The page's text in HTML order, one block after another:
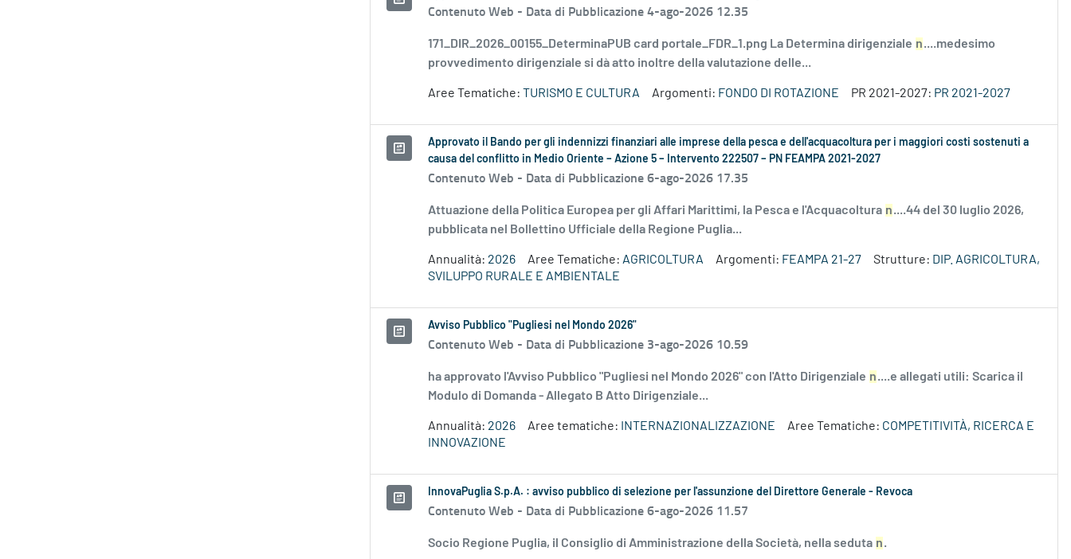
Contenuto Web - Data di Pubblicazione 4-ago-2026 12.35
171_DIR_2026_00155_DeterminaPUB card portale_FDR_1.png La Determina dirigenziale n....medesimo
provvedimento dirigenziale si dà atto inoltre della valutazione delle...
Aree Tematiche: TURISMO E CULTURA Argomenti: FONDO DI ROTAZIONE PR 2021-2027: PR 2021-2027
Approvato il Bando per gli indennizzi finanziari alle imprese della pesca e dell'acquacoltura per i maggiori costi sostenuti a
causa del conflitto in Medio Oriente – Azione 5 – Intervento 222507 – PN FEAMPA 2021-2027
Contenuto Web - Data di Pubblicazione 6-ago-2026 17.35
Attuazione della Politica Europea per gli Affari Marittimi, la Pesca e l'Acquacoltura n....44 del 30 luglio 2026,
pubblicata nel Bollettino Ufficiale della Regione Puglia...
Annualità: 2026 Aree Tematiche: AGRICOLTURA Argomenti: FEAMPA 21-27 Strutture: DIP. AGRICOLTURA,
SVILUPPO RURALE E AMBIENTALE
Avviso Pubblico "Pugliesi nel Mondo 2026"
Contenuto Web - Data di Pubblicazione 3-ago-2026 10.59
ha approvato l'Avviso Pubblico "Pugliesi nel Mondo 2026" con l'Atto Dirigenziale n....e allegati utili: Scarica il
Modulo di Domanda - Allegato B Atto Dirigenziale...
Annualità: 2026 Aree tematiche: INTERNAZIONALIZZAZIONE Aree Tematiche: COMPETITIVITÀ, RICERCA E
INNOVAZIONE
InnovaPuglia S.p.A. : avviso pubblico di selezione per l'assunzione del Direttore Generale - Revoca
Contenuto Web - Data di Pubblicazione 6-ago-2026 11.57
Socio Regione Puglia, il Consiglio di Amministrazione della Società, nella seduta n.